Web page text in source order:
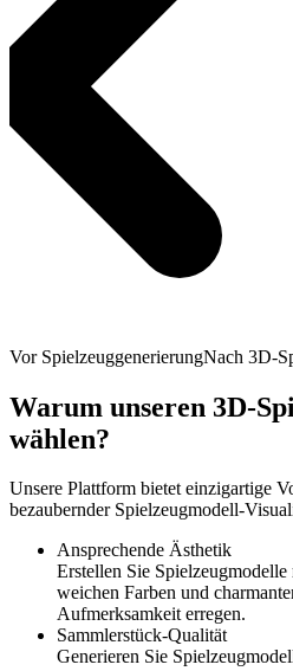
Vor SpielzeuggenerierungNach 3D-
Warum unseren 3D-
wählen?
Unsere Plattform bietet einzigartige
bezaubernder Spielzeugmodell-
Ansprechende Ästhetik
Erstellen Sie
weichen Farben und
Aufmerksamkeit erregen.
Sammlerstück-Qualität
Generieren Sie